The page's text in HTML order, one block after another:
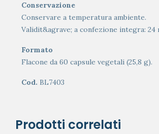
Conservazione
Conservare a temperatura ambiente.
Validit&agrave; a confezione integra: 24
Formato
Flacone da 60 capsule vegetali (25,8 g).
Cod. BL7403
Prodotti correlati